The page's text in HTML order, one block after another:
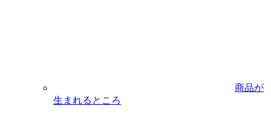
商品が
生まれるところ